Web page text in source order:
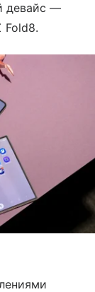
девайс —
Fold8.